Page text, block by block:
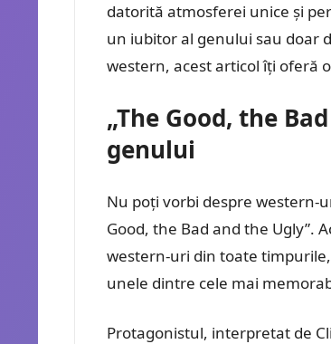
datorită atmosferei unice și
un iubitor al genului sau doar
western, acest articol îți oferă
„The Good, the
genului
Nu poți vorbi despre western-
Good, the Bad and the Ugly”.
western-uri din toate
unele dintre cele mai
Protagonistul, interpretat de